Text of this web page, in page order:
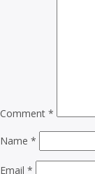
Comment *
Name *
Email *